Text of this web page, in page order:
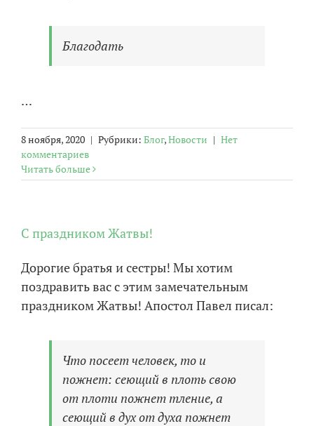
Благодать
…
8 ноября, 2020 | Рубрики: Блог,Новости | Нет
комментариев
Читать больше
С праздником Жатвы!
Дорогие братья и сестры! Мы хотим
поздравить вас с этим замечательным
праздником Жатвы! Апостол Павел писал:
Что посеет человек, то и
пожнет: сеющий в плоть свою
от плоти пожнет тление, а
сеющий в дух от духа пожнет